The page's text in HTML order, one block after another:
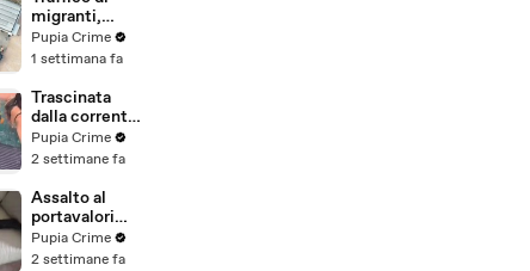
nigeriano
ricercato dal
2019
(28.07.26)
migranti,
smantellata
rete tra
altre 9
province: 18
arresti
(27.07.26)
Pupia Crime
1 settimana fa
Trascinata
dalla corrente
per 3
chilometri su
materassino:
salvata dalla
Polizia
(25.07.26)
Pupia Crime
2 settimane fa
Assalto al
portavalori
con 30 chili
d'oro sventato
Pupia Crime
2 settimane fa